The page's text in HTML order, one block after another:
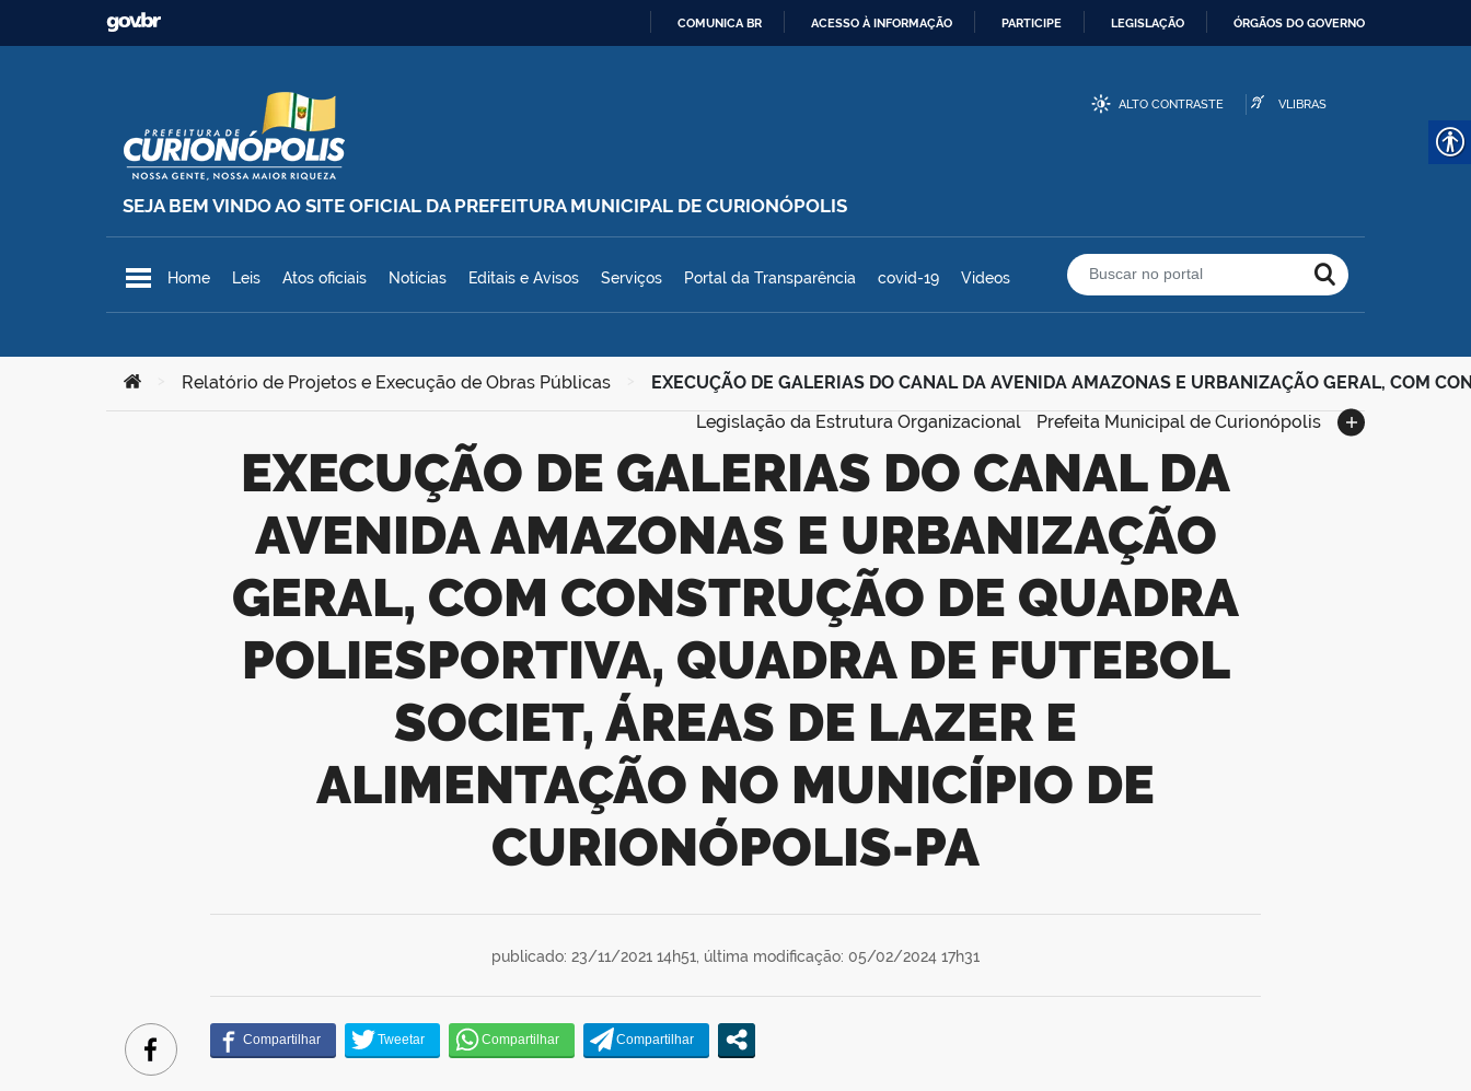
Ir para o conteúdo COMUNICA BR ACESSO À INFORMAÇÃO PARTICIPE LEGISLAÇÃO ÓRGÃOS DO GOVERNO
SEJA BEM VINDO AO SITE OFICIAL DA PREFEITURA MUNICIPAL DE CURIONÓPOLIS
Prefeitura Municipal de Curionópolis
ALTO CONTRASTE VLIBRAS
Home Leis Atos oficiais Notícias Editais e Avisos Serviços Portal da Transparência covid-19 Videos Buscar no portal
Você está aqui:
Relatório de Projetos e Execução de Obras Públicas
EXECUÇÃO DE GALERIAS DO CANAL DA AVENIDA AMAZONAS E URBANIZAÇÃO GERAL, COM
Legislação da Estrutura Organizacional
Prefeita Municipal de Curionópolis
EXECUÇÃO DE GALERIAS DO CANAL DA
AVENIDA AMAZONAS E URBANIZAÇÃO
GERAL, COM CONSTRUÇÃO DE QUADRA
POLIESPORTIVA, QUADRA DE FUTEBOL
SOCIET, ÁREAS DE LAZER E
ALIMENTAÇÃO NO MUNICÍPIO DE
CURIONÓPOLIS-PA
publicado: 23/11/2021 14h51, última modificação: 05/02/2024 17h31
Facebook